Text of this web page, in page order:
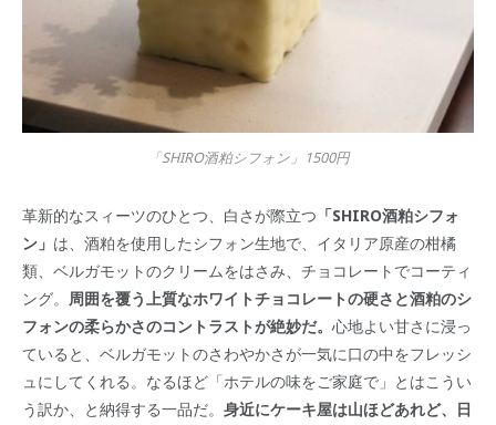
「SHIRO酒粕シフォン」1500円
革新的なスィーツのひとつ、白さが際立つ 「SHIRO酒粕シフォ
ン」 は、酒粕を使用したシフォン生地で、イタリア原産の柑橘
類、ベルガモットのクリームをはさみ、チョコレートでコーティ
ング。 周囲を覆う上質なホワイトチョコレートの硬さと酒粕のシ
フォンの柔らかさのコントラストが絶妙だ。 心地よい甘さに浸っ
ていると、ベルガモットのさわやかさが一気に口の中をフレッシ
ュにしてくれる。なるほど「ホテルの味をご家庭で」とはこうい
う訳か、と納得する一品だ。 身近にケーキ屋は山ほどあれど、日